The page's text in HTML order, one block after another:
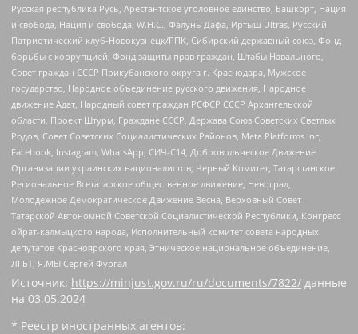
Русская республика Русь, Арестантское уголовное единство, Башкорт, Нация
и свобода, Нация и свобода, W.H.С., Фалунь Дафа, Иртыш Ultras, Русский
Патриотический клуб-Новокузнецк/РПК, Сибирский державный союз, Фонд
борьбы с коррупцией, Фонд защиты прав граждан, Штабы Навального,
Совет граждан СССР Прикубанского округа г. Краснодара, Мужское
государство, Народное объединение русского движения, Народное
движение Адат, Народный совет граждан РСФСР СССР Архангельской
области, Проект Штурм, Граждане СССР, Держава Союз Советских Светлых
Родов, Совет Советских Социалистических Районов, Meta Platforms Inc,
Facebook, Instagram, WhatsApp, СИЧ-С14, Добровольческое Движение
Организации украинских националистов, Черный Комитет, Татарстанское
Региональное Всетатарское общественное движение, Невоград,
Молодежное Демократическое Движение Весна, Верховный Совет
Татарской Автономной Советской Социалистической Республики, Конгресс
ойрат-калмыцкого народа, Исполнительный комитет совета народных
депутатов Красноярского края, Этническое национальное объединение,
ЛГБТ, Я.МЫ Сергей Фургал
Источник: https://minjust.gov.ru/ru/documents/7822/ данные
на 03.05.2024
* Реестр иностранных агентов: